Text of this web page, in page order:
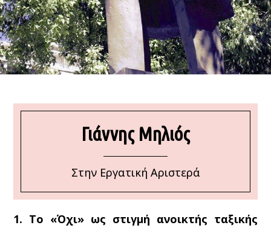
Γιάννης Μηλιός
Στην Εργατική Αριστερά
1. Το «Όχι» ως στιγμή ανοικτής ταξικής